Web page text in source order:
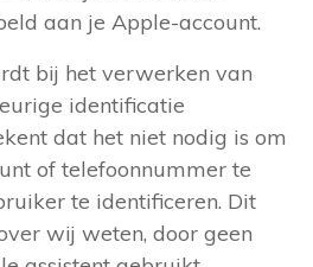
aan je Apple-account.
bij het verwerken van
identificatie
dat het niet nodig is om
of telefoonnummer te
te identificeren. Dit
wij weten, door geen